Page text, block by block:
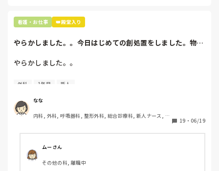
看護・お仕事 👑殿堂入り
やらかしました。。今日はじめての創処置をしました。物品
やらかしました。。
今日はじめての創処置をしました。
ゴミと一緒に、ノリで鑷子達を捨てました。。
患者に使用した物品は使い捨て、という認識が頭の中にあっ
て…。
プリセプターに
「普通鑷子捨てる！？明らかに使い捨てて良いような安物じ
ゃないよね？」
「そんなミスした新人、あなたが初めてだよ」
外科 1年目 新人
なな
内科, 外科, 呼吸器科, 整形外科, 総合診療科, 新人ナース, 脳
19 ・ 06/19
ムーさん
その他の科, 離職中